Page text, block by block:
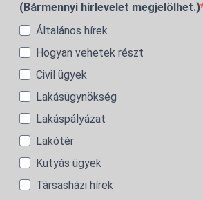
(Bármennyi hírlevelet megjelölhet.)
Általános hírek
Hogyan vehetek részt
Civil ügyek
Lakásügynökség
Lakáspályázat
Lakótér
Kutyás ügyek
Társasházi hírek